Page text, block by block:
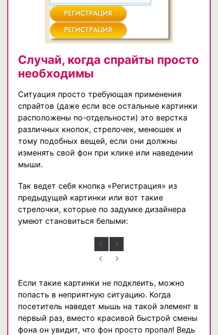
Случай, когда спрайты просто
необходимы
Ситуация просто требующая применения
спрайтов (даже если все остальные картинки
расположены по-отдельности) это верстка
различных кнопок, стрелочек, менюшек и
тому подобных вещей, если они должны
изменять свой фон при клике или наведении
мыши.
Так ведет себя кнопка «Регистрация» из
предыдущей картинки или вот такие
стрелочки, которые по задумке дизайнера
умеют становиться белыми:
Если такие картинки не подклеить, можно
попасть в неприятную ситуацию. Когда
посетитель наведет мышь на такой элемент в
первый раз, вместо красивой быстрой смены
фона он увидит, что фон просто пропал! Ведь